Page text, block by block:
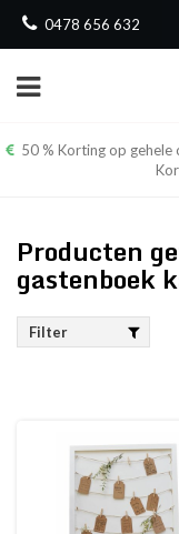
0478 656 632
50 % Korting op
Producten
gastenboek
Filter